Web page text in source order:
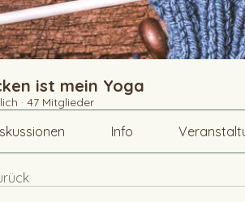
ist mein Yoga
· 47 Mitglieder
Info